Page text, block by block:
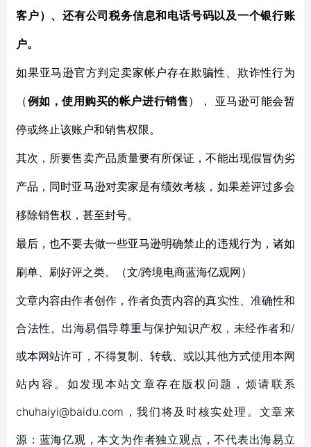
客户）、还有公司税务信息和电话号码以及一个银行账
户。
如果亚马逊官方判定卖家帐户存在欺骗性、欺诈性行为
（例如，使用购买的帐户进行销售）， 亚马逊可能会暂
停或终止该账户和销售权限。
其次，所要售卖产品质量要有所保证，不能出现假冒伪劣
产品，同时亚马逊对卖家是有绩效考核，如果差评过多会
移除销售权，甚至封号。
最后，也不要去做一些亚马逊明确禁止的违规行为，诸如
刷单、刷好评之类。（文/跨境电商蓝海亿观网）
文章内容由作者创作，作者负责内容的真实性、准确性和
合法性。出海易倡导尊重与保护知识产权，未经作者和/
或本网站许可，不得复制、转载、或以其他方式使用本网
站内容。如发现本站文章存在版权问题，烦请联系
chuhaiyi@baidu.com，我们将及时核实处理。文章来
源：蓝海亿观，本文为作者独立观点，不代表出海易立